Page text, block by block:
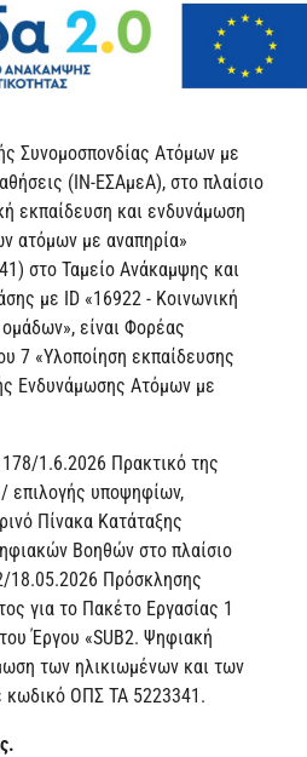
Συνομοσπονδίας Ατόμων με
(ΙΝ-ΕΣΑμεΑ), στο πλαίσιο
εκπαίδευση και ενδυνάμωση
ατόμων με αναπηρία»
στο Ταμείο Ανάκαμψης και
με ID «16922 - Κοινωνική
είναι Φορέας
7 «Υλοποίηση εκπαίδευσης
Ενδυνάμωσης Ατόμων με
1.6.2026 Πρακτικό της
επιλογής υποψηφίων,
Πίνακα Κατάταξης
Βοηθών στο πλαίσιο
18.05.2026 Πρόσκλησης
για το Πακέτο Εργασίας 1
Έργου «SUB2. Ψηφιακή
των ηλικιωμένων και των
κωδικό ΟΠΣ ΤΑ 5223341.